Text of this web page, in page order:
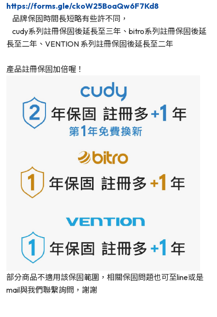
https://forms.gle/ckoW25BoaQw6F7Kd8
品牌保固時間長短略有些許不同，
cudy系列註冊保固後延長至三年、bitro系列註冊保固後延
長至二年、VENTION 系列註冊保固後延長至二年
產品註冊保固加倍喔！
部分商品不適用該保固範圍，相關保固問題也可至line或是
mail與我們聯繫詢問，謝謝